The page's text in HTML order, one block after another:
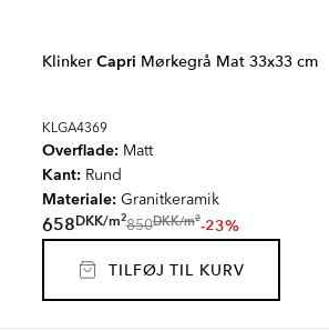
Klinker Capri Mørkegrå Mat 33x33 cm
KLGA4369
Overflade: Matt
Kant: Rund
Materiale: Granitkeramik
658DKK/m2850DKK/m2-23%
TILFØJ TIL KURV